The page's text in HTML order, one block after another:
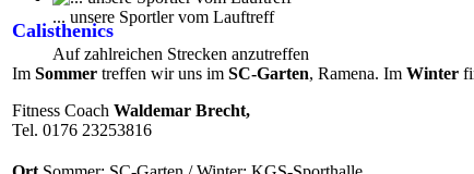
... unsere Sportler vom Lauftreff
Auf zahlreichen Strecken anzutreffen
Calisthenics
Im Sommer treffen wir uns im SC-Garten, Ramena. Im Winter
Fitness Coach Waldemar Brecht,
Tel. 0176 23253816